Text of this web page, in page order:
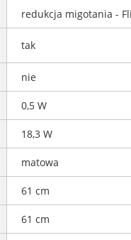
redukcja migotania -
tak
nie
0,5 W
18,3 W
matowa
61 cm
61 cm